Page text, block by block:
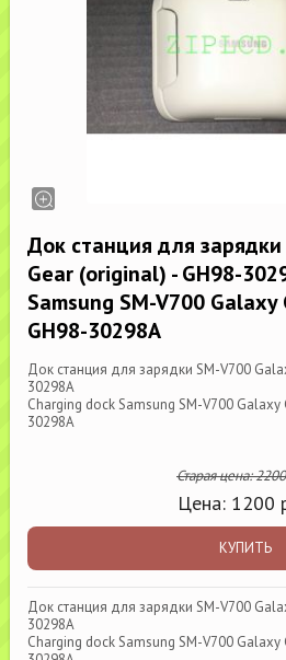
Док станция для
Gear (original) - GH98-
Samsung SM-V700
GH98-30298A
Док станция для зарядки SM-V700
30298A
Charging dock Samsung SM-V700
30298A
Старая цена:2200
Цена: 1200
КУПИТЬ
Док станция для зарядки SM-V700
30298A
Charging dock Samsung SM-V700